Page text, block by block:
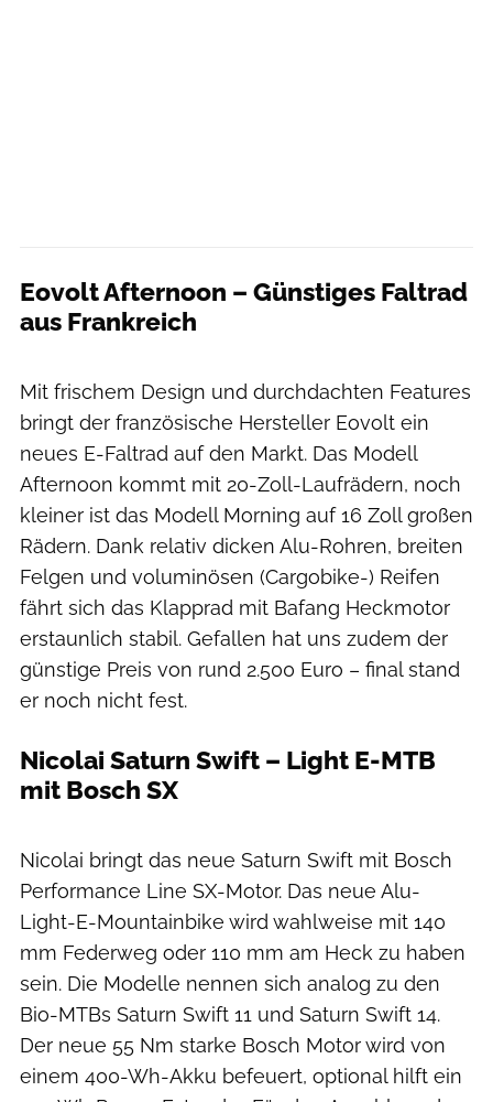
Eovolt Afternoon – Günstiges Faltrad
aus Frankreich
Mit frischem Design und durchdachten Features
bringt der französische Hersteller Eovolt ein
neues E-Faltrad auf den Markt. Das Modell
Afternoon kommt mit 20-Zoll-Laufrädern, noch
kleiner ist das Modell Morning auf 16 Zoll großen
Rädern. Dank relativ dicken Alu-Rohren, breiten
Felgen und voluminösen (Cargobike-) Reifen
fährt sich das Klapprad mit Bafang Heckmotor
erstaunlich stabil. Gefallen hat uns zudem der
günstige Preis von rund 2.500 Euro – final stand
er noch nicht fest.
Nicolai Saturn Swift – Light E-MTB
mit Bosch SX
Nicolai bringt das neue Saturn Swift mit Bosch
Performance Line SX-Motor. Das neue Alu-
Light-E-Mountainbike wird wahlweise mit 140
mm Federweg oder 110 mm am Heck zu haben
sein. Die Modelle nennen sich analog zu den
Bio-MTBs Saturn Swift 11 und Saturn Swift 14.
Der neue 55 Nm starke Bosch Motor wird von
einem 400-Wh-Akku befeuert, optional hilft ein